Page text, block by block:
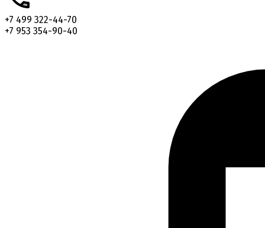
+7 499 322-44-70
+7 953 354-90-40